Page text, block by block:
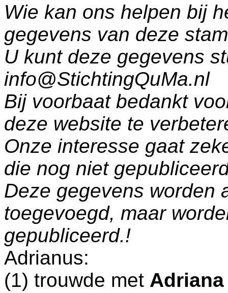
Wie kan ons helpen bij
gegevens van deze
U kunt deze gegevens
info@StichtingQuMa.nl
Bij voorbaat bedankt
deze website te
Onze interesse gaat
die nog niet
Deze gegevens worden
toegevoegd, maar
gepubliceerd.!
Adrianus:
(1) trouwde met